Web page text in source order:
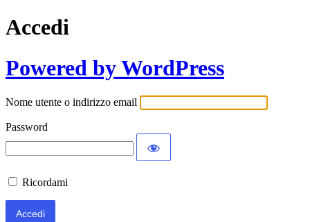
Accedi
Powered by WordPress
Nome utente o indirizzo email
Password
Ricordami